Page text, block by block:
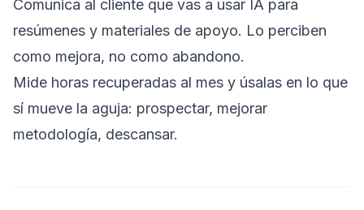
Comunica al cliente que vas a usar IA para
resúmenes y materiales de apoyo. Lo perciben
como mejora, no como abandono.
Mide horas recuperadas al mes y úsalas en lo que
sí mueve la aguja: prospectar, mejorar
metodología, descansar.